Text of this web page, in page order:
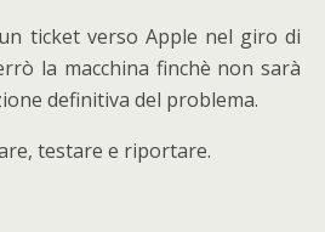
ticket verso Apple nel giro di
la macchina finchè non sarà
definitiva del problema.
testare e riportare.